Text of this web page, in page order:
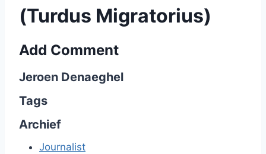
(Turdus Migratorius)
Add Comment
Jeroen Denaeghel
Tags
Archief
Journalist